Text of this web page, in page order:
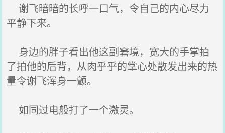
谢飞暗暗的长呼一口气，令自己的内心尽力
平静下来。
身边的胖子看出他这副窘境，宽大的手掌拍
了拍他的后背，从肉乎乎的掌心处散发出来的热
量令谢飞浑身一颤。
如同过电般打了一个激灵。